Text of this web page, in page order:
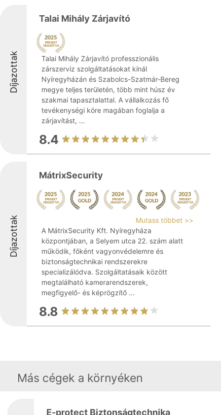
Díjazottak
Talai Mihály Zárjavító
Talai Mihály Zárjavító professzionális
zárszerviz szolgáltatásokat kínál
Nyíregyházán és Szabolcs-Szatmár-Bereg
megye teljes területén, több mint húsz év
szakmai tapasztalattal. A vállalkozás fő
tevékenységi köre magában foglalja a
zárjavítást, ...
8.4
Díjazottak
MátrixSecurity
Mutass többet >>
A MátrixSecurity Kft. Nyíregyháza
központjában, a Selyem utca 22. szám alatt
működik, főként vagyonvédelemre és
biztonságtechnikai rendszerekre
specializálódva. Szolgáltatásaik között
megtalálható kamerarendszerek,
megfigyelő- és képrögzítő ...
8.8
Más cégek a környéken
E-protect Biztonságtechnika